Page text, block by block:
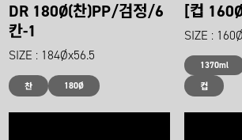
DR 180Ø(찬)PP/검정/6
칸-1
SIZE : 184Øx56.5
찬 180Ø
[컵
SIZE :
1370ml
컵